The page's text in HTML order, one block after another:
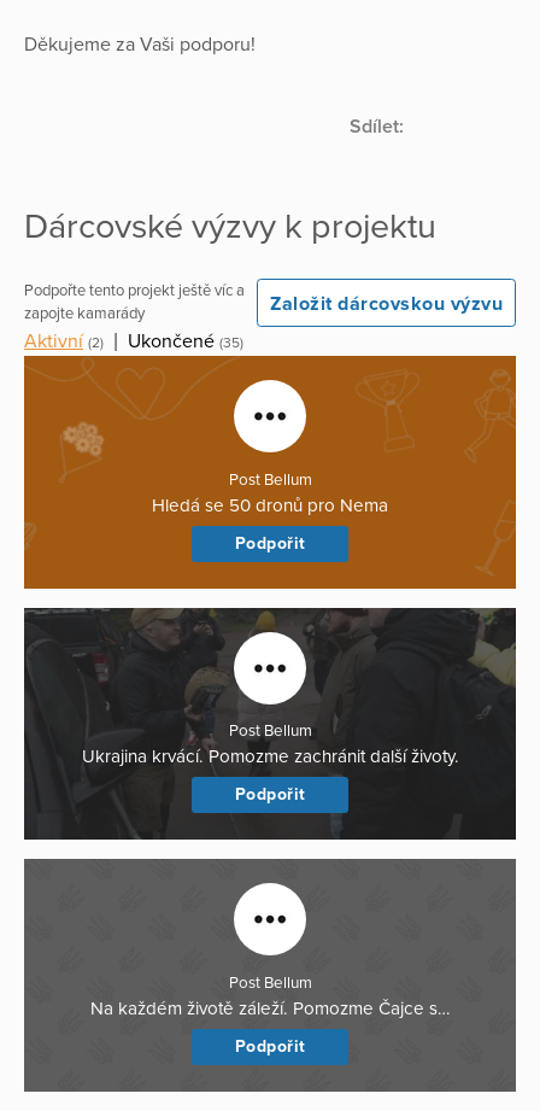
Děkujeme za Vaši podporu!
Sdílet:
Dárcovské výzvy k projektu
Podpořte tento projekt ještě víc a
zapojte kamarády
Založit dárcovskou výzvu
Aktivní (2) Ukončené (35)
Post Bellum
Hledá se 50 dronů pro Nema
Podpořit
Post Bellum
Ukrajina krvácí. Pomozme zachránit další životy.
Podpořit
Post Bellum
Na každém životě záleží. Pomozme Čajce s…
Podpořit